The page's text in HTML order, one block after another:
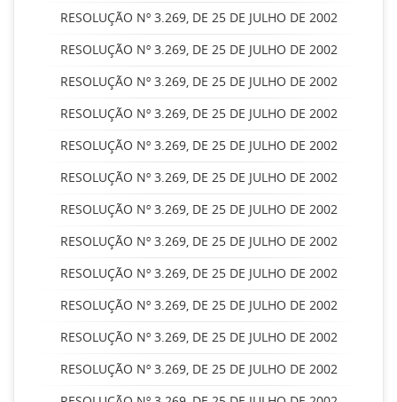
RESOLUÇÃO Nº 3.269, DE 25 DE JULHO DE 2002
RESOLUÇÃO Nº 3.269, DE 25 DE JULHO DE 2002
RESOLUÇÃO Nº 3.269, DE 25 DE JULHO DE 2002
RESOLUÇÃO Nº 3.269, DE 25 DE JULHO DE 2002
RESOLUÇÃO Nº 3.269, DE 25 DE JULHO DE 2002
RESOLUÇÃO Nº 3.269, DE 25 DE JULHO DE 2002
RESOLUÇÃO Nº 3.269, DE 25 DE JULHO DE 2002
RESOLUÇÃO Nº 3.269, DE 25 DE JULHO DE 2002
RESOLUÇÃO Nº 3.269, DE 25 DE JULHO DE 2002
RESOLUÇÃO Nº 3.269, DE 25 DE JULHO DE 2002
RESOLUÇÃO Nº 3.269, DE 25 DE JULHO DE 2002
RESOLUÇÃO Nº 3.269, DE 25 DE JULHO DE 2002